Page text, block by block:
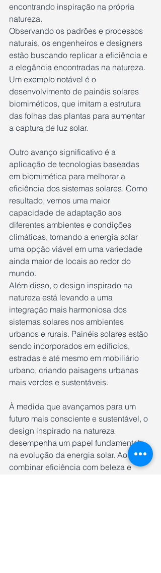
encontrando inspiração na própria
natureza.
Observando os padrões e processos
naturais, os engenheiros e designers
estão buscando replicar a eficiência e
a elegância encontradas na natureza.
Um exemplo notável é o
desenvolvimento de painéis solares
biomiméticos, que imitam a estrutura
das folhas das plantas para aumentar
a captura de luz solar.
Outro avanço significativo é a
aplicação de tecnologias baseadas
em biomimética para melhorar a
eficiência dos sistemas solares. Como
resultado, vemos uma maior
capacidade de adaptação aos
diferentes ambientes e condições
climáticas, tornando a energia solar
uma opção viável em uma variedade
ainda maior de locais ao redor do
mundo.
Além disso, o design inspirado na
natureza está levando a uma
integração mais harmoniosa dos
sistemas solares nos ambientes
urbanos e rurais. Painéis solares estão
sendo incorporados em edifícios,
estradas e até mesmo em mobiliário
urbano, criando paisagens urbanas
mais verdes e sustentáveis.
À medida que avançamos para um
futuro mais consciente e sustentável, o
design inspirado na natureza
desempenha um papel fundamental
na evolução da energia solar. Ao
combinar eficiência com beleza e